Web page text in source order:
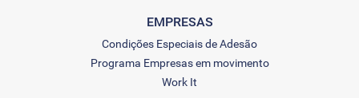
EMPRESAS
Condições Especiais de Adesão
Programa Empresas em movimento
Work It